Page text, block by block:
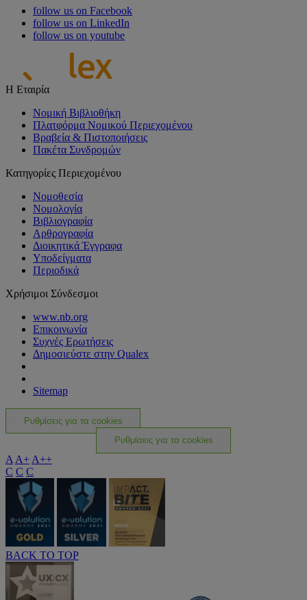
follow us on Facebook
follow us on LinkedIn
follow us on youtube
Η Εταιρία
Νομική Βιβλιοθήκη
Πλατφόρμα Νομικού Περιεχομένου
Βραβεία & Πιστοποιήσεις
Πακέτα Συνδρομών
Κατηγορίες Περιεχομένου
Νομοθεσία
Νομολογία
Βιβλιογραφία
Αρθρογραφία
Διοικητικά Έγγραφα
Υποδείγματα
Περιοδικά
Χρήσιμοι Σύνδεσμοι
www.nb.org
Επικοινωνία
Συχνές Ερωτήσεις
Δημοσιεύστε στην Qualex
Sitemap
Ρυθμίσεις για τα cookies
Ρυθμίσεις για τα cookies
A A+ A++
C C C
BACK TO TOP